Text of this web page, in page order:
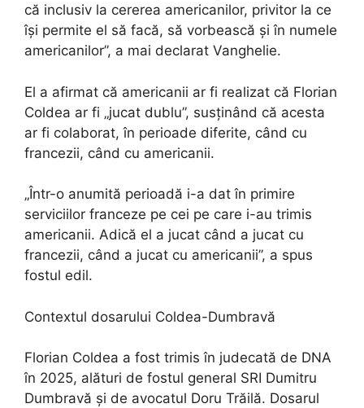
că inclusiv la cererea americanilor, privitor la ce
își permite el să facă, să vorbească și în numele
americanilor”, a mai declarat Vanghelie.
El a afirmat că americanii ar fi realizat că Florian
Coldea ar fi „jucat dublu”, susținând că acesta
ar fi colaborat, în perioade diferite, când cu
francezii, când cu americanii.
„Într-o anumită perioadă i-a dat în primire
serviciilor franceze pe cei pe care i-au trimis
americanii. Adică el a jucat când a jucat cu
francezii, când a jucat cu americanii”, a spus
fostul edil.
Contextul dosarului Coldea-Dumbravă
Florian Coldea a fost trimis în judecată de DNA
în 2025, alături de fostul general SRI Dumitru
Dumbravă și de avocatul Doru Trăilă. Dosarul